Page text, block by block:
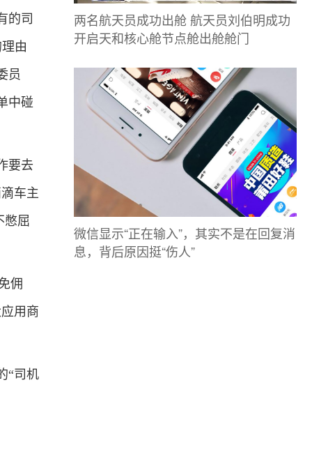
的司
由
员
中碰
要去
车主
憋屈
佣
用商
“司机
两名航天员成功出舱 航天员刘伯明成功
开启天和核心舱节点舱出舱舱门
微信显示“正在输入”，其实不是在回复消
息，背后原因挺“伤人”